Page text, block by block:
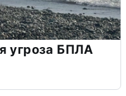
угроза БПЛА